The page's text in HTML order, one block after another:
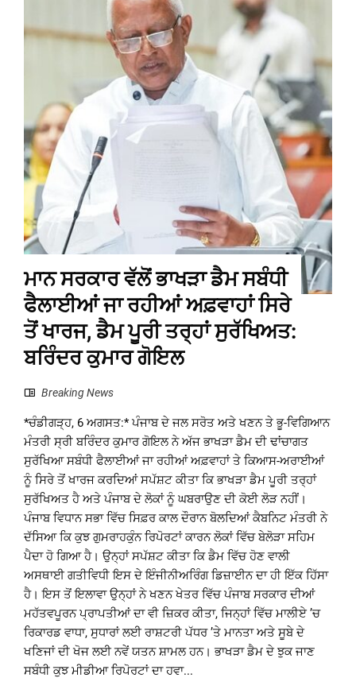
ਮਾਨ ਸਰਕਾਰ ਵੱਲੋਂ ਭਾਖੜਾ ਡੈਮ ਸਬੰਧੀ
ਫੈਲਾਈਆਂ ਜਾ ਰਹੀਆਂ ਅਫ਼ਵਾਹਾਂ ਸਿਰੇ
ਤੋਂ ਖਾਰਜ, ਡੈਮ ਪੂਰੀ ਤਰ੍ਹਾਂ ਸੁਰੱਖਿਅਤ:
ਬਰਿੰਦਰ ਕੁਮਾਰ ਗੋਇਲ
Breaking News
*ਚੰਡੀਗੜ੍ਹ, 6 ਅਗਸਤ:* ਪੰਜਾਬ ਦੇ ਜਲ ਸਰੋਤ ਅਤੇ ਖਣਨ ਤੇ ਭੂ-ਵਿਗਿਆਨ
ਮੰਤਰੀ ਸ੍ਰੀ ਬਰਿੰਦਰ ਕੁਮਾਰ ਗੋਇਲ ਨੇ ਅੱਜ ਭਾਖੜਾ ਡੈਮ ਦੀ ਢਾਂਚਾਗਤ
ਸੁਰੱਖਿਆ ਸਬੰਧੀ ਫੈਲਾਈਆਂ ਜਾ ਰਹੀਆਂ ਅਫ਼ਵਾਹਾਂ ਤੇ ਕਿਆਸ-ਅਰਾਈਆਂ
ਨੂੰ ਸਿਰੇ ਤੋਂ ਖਾਰਜ ਕਰਦਿਆਂ ਸਪੱਸ਼ਟ ਕੀਤਾ ਕਿ ਭਾਖੜਾ ਡੈਮ ਪੂਰੀ ਤਰ੍ਹਾਂ
ਸੁਰੱਖਿਅਤ ਹੈ ਅਤੇ ਪੰਜਾਬ ਦੇ ਲੋਕਾਂ ਨੂੰ ਘਬਰਾਉਣ ਦੀ ਕੋਈ ਲੋੜ ਨਹੀਂ।
ਪੰਜਾਬ ਵਿਧਾਨ ਸਭਾ ਵਿੱਚ ਸਿਫ਼ਰ ਕਾਲ ਦੌਰਾਨ ਬੋਲਦਿਆਂ ਕੈਬਨਿਟ ਮੰਤਰੀ ਨੇ
ਦੱਸਿਆ ਕਿ ਕੁਝ ਗੁਮਰਾਹਕੁੰਨ ਰਿਪੋਰਟਾਂ ਕਾਰਨ ਲੋਕਾਂ ਵਿੱਚ ਬੇਲੋੜਾ ਸਹਿਮ
ਪੈਦਾ ਹੋ ਗਿਆ ਹੈ। ਉਨ੍ਹਾਂ ਸਪੱਸ਼ਟ ਕੀਤਾ ਕਿ ਡੈਮ ਵਿੱਚ ਹੋਣ ਵਾਲੀ
ਅਸਥਾਈ ਗਤੀਵਿਧੀ ਇਸ ਦੇ ਇੰਜੀਨੀਅਰਿੰਗ ਡਿਜ਼ਾਈਨ ਦਾ ਹੀ ਇੱਕ ਹਿੱਸਾ
ਹੈ। ਇਸ ਤੋਂ ਇਲਾਵਾ ਉਨ੍ਹਾਂ ਨੇ ਖਣਨ ਖੇਤਰ ਵਿੱਚ ਪੰਜਾਬ ਸਰਕਾਰ ਦੀਆਂ
ਮਹੱਤਵਪੂਰਨ ਪ੍ਰਾਪਤੀਆਂ ਦਾ ਵੀ ਜ਼ਿਕਰ ਕੀਤਾ, ਜਿਨ੍ਹਾਂ ਵਿੱਚ ਮਾਲੀਏ ’ਚ
ਰਿਕਾਰਡ ਵਾਧਾ, ਸੁਧਾਰਾਂ ਲਈ ਰਾਸ਼ਟਰੀ ਪੱਧਰ ’ਤੇ ਮਾਨਤਾ ਅਤੇ ਸੂਬੇ ਦੇ
ਖਣਿਜਾਂ ਦੀ ਖੋਜ ਲਈ ਨਵੇਂ ਯਤਨ ਸ਼ਾਮਲ ਹਨ। ਭਾਖੜਾ ਡੈਮ ਦੇ ਝੁਕ ਜਾਣ
ਸਬੰਧੀ ਕੁਝ ਮੀਡੀਆ ਰਿਪੋਰਟਾਂ ਦਾ ਹਵਾ...